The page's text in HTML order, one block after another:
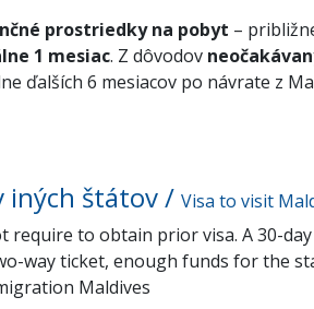
prostriedky na pobyt –
1 mesiac. Z dôvodov
ďalších 6 mesiacov po návrate z
iných štátov / Visa to visit
to obtain prior visa. A 30-
way ticket, enough funds for the
Maldives